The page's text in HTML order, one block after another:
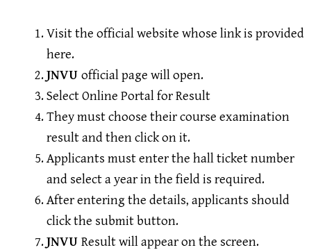
Visit the official website whose link is provided
here.
JNVU official page will open.
Select Online Portal for Result
They must choose their course examination
result and then click on it.
Applicants must enter the hall ticket number
and select a year in the field is required.
After entering the details, applicants should
click the submit button.
JNVU Result will appear on the screen.